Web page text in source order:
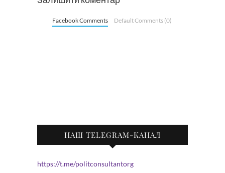
Facebook Comments Default Comments (0)
НАШ TELEGRAM-КАНАЛ
https://t.me/politconsultantorg